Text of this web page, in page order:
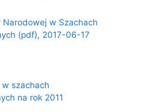
Narodowej w Szachach
(pdf), 2017-06-17
szachach
na rok 2011